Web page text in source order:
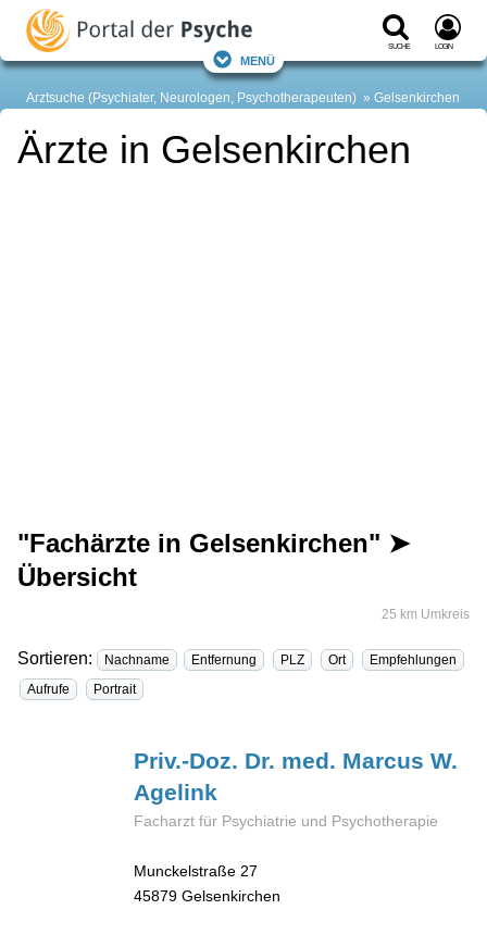
Suche Login
Menü
Arztsuche (Psychiater, Neurologen, Psychotherapeuten) Gelsenkirchen
Ärzte in Gelsenkirchen
"Fachärzte in Gelsenkirchen" ➤
Übersicht
25 km Umkreis
Sortieren: Nachname Entfernung PLZ Ort
Empfehlungen
Aufrufe
Portrait
Priv.-Doz. Dr. med. Marcus W.
Agelink
Facharzt für Psychiatrie und Psychotherapie
Munckelstraße 27
45879 Gelsenkirchen